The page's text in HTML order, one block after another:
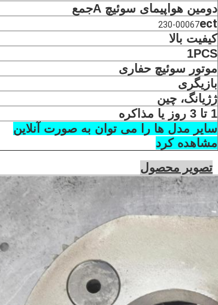
دومین هواپیمای سوئیچ A جمع
230-00067ect
کیفیت بالا
1PCS
موتور سوئیچ حفاری
بازیگری
ژژیانگ، چین
1 تا 3 روز يا مذاکره
سایر مدل ها را می توان به صورت آنلاین
مشاهده کرد
تصویر محصول